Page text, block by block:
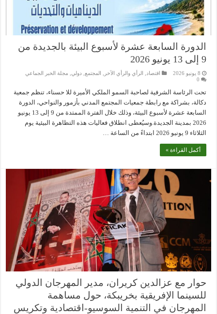
الدورة السابعة عشرة لأسبوع البيئة بالجديدة من
9 إلى 13 يونيو 2026
8 يونيو 2026 اقتصاد الرأي والرأي الآخر المجتمع دولي
مجلة الخبر الجماعي
0
تحت الرئاسة الشرفية لصاحبة السمو الملكي الأميرة للا حسناء، تنظم جمعية
دكالة، بشراكة مع رابطة جمعيات المجتمع المدني بأزمور والنواحي، الدورة
السابعة عشرة لأسبوع البيئة، وذلك خلال الفترة الممتدة من 9 إلى 13 يونيو
2026 بمدينة الجديدة.وسيُعطى انطلاق فعاليات هذه التظاهرة البيئية يوم
الثلاثاء 9 يونيو 2026 ابتداءً من الساعة …
أكمل القراءة »
حوار مع عزالدين كريران، مدير المهرجان الدولي
للسينما الإفريقية بخريبكة، حول مساهمة
المهرجان في التنمية السوسيو-اقتصادية وتكريس